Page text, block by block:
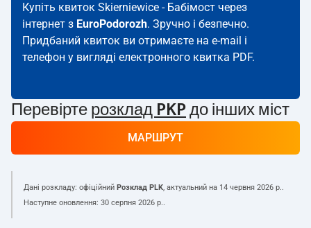
Купіть квиток Skierniewice - Бабімост через
інтернет з EuroPodorozh. Зручно і безпечно.
Придбаний квиток ви отримаєте на e-mail і
телефон у вигляді електронного квитка PDF.
Перевірте розклад PKP до інших міст
МАРШРУТ
Дані розкладу: офіційний Розклад PLK, актуальний на 14 червня 2026 р..
Наступне оновлення: 30 серпня 2026 р..